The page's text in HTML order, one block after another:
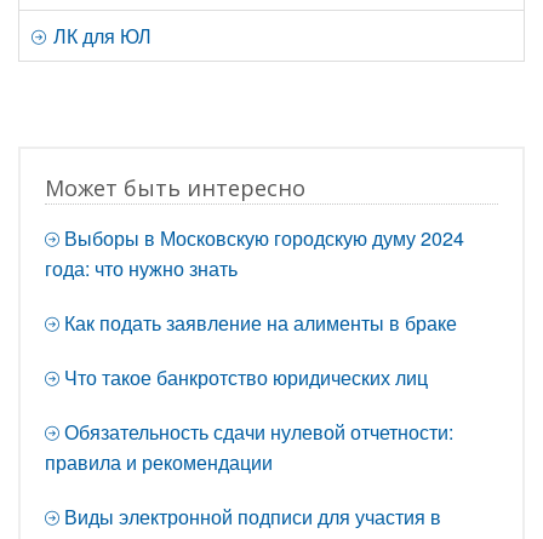
ЛК для ЮЛ
Может быть интересно
Выборы в Московскую городскую думу 2024
года: что нужно знать
Как подать заявление на алименты в браке
Что такое банкротство юридических лиц
Обязательность сдачи нулевой отчетности:
правила и рекомендации
Виды электронной подписи для участия в